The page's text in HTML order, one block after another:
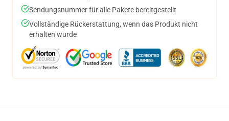
Sendungsnummer für alle Pakete bereitgestellt
Vollständige Rückerstattung, wenn das Produkt nicht
erhalten wurde